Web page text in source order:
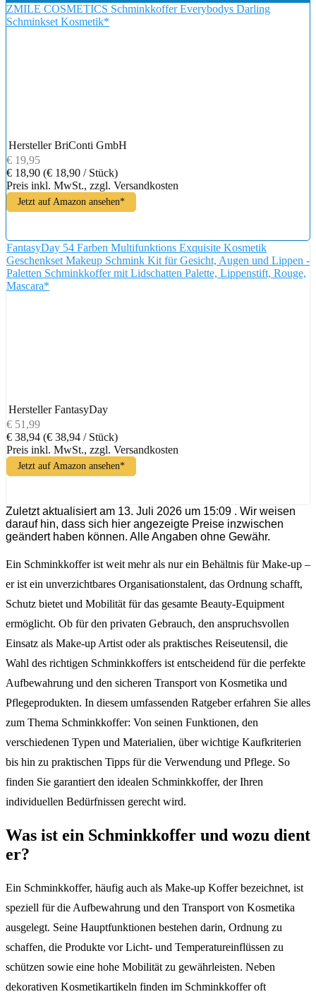
ZMILE COSMETICS Schminkkoffer Everybodys Darling
Schminkset Kosmetik*
Hersteller BriConti GmbH
€ 19,95
€ 18,90 (€ 18,90 / Stück)
Preis inkl. MwSt., zzgl. Versandkosten
Jetzt auf Amazon ansehen*
FantasyDay 54 Farben Multifunktions Exquisite Kosmetik
Geschenkset Makeup Schmink Kit für Gesicht, Augen und Lippen -
Paletten Schminkkoffer mit Lidschatten Palette, Lippenstift, Rouge,
Mascara*
Hersteller FantasyDay
€ 51,99
€ 38,94 (€ 38,94 / Stück)
Preis inkl. MwSt., zzgl. Versandkosten
Jetzt auf Amazon ansehen*
Zuletzt aktualisiert am 13. Juli 2026 um 15:09 . Wir weisen
darauf hin, dass sich hier angezeigte Preise inzwischen
geändert haben können. Alle Angaben ohne Gewähr.
Ein Schminkkoffer ist weit mehr als nur ein Behältnis für Make-up –
er ist ein unverzichtbares Organisationstalent, das Ordnung schafft,
Schutz bietet und Mobilität für das gesamte Beauty-Equipment
ermöglicht. Ob für den privaten Gebrauch, den anspruchsvollen
Einsatz als Make-up Artist oder als praktisches Reiseutensil, die
Wahl des richtigen Schminkkoffers ist entscheidend für die perfekte
Aufbewahrung und den sicheren Transport von Kosmetika und
Pflegeprodukten. In diesem umfassenden Ratgeber erfahren Sie alles
zum Thema Schminkkoffer: Von seinen Funktionen, den
verschiedenen Typen und Materialien, über wichtige Kaufkriterien
bis hin zu praktischen Tipps für die Verwendung und Pflege. So
finden Sie garantiert den idealen Schminkkoffer, der Ihren
individuellen Bedürfnissen gerecht wird.
Was ist ein Schminkkoffer und wozu dient
er?
Ein Schminkkoffer, häufig auch als Make-up Koffer bezeichnet, ist
speziell für die Aufbewahrung und den Transport von Kosmetika
ausgelegt. Seine Hauptfunktionen bestehen darin, Ordnung zu
schaffen, die Produkte vor Licht- und Temperatureinflüssen zu
schützen sowie eine hohe Mobilität zu gewährleisten. Neben
dekorativen Kosmetikartikeln finden im Schminkkoffer oft